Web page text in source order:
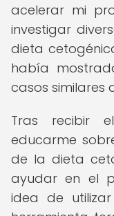
acelerar mi
investigar
dieta
había
casos similares
Tras recibir
educarme
de la dieta
ayudar en el
idea de